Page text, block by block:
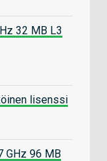
32 MB L3
lisenssi
GHz 96 MB